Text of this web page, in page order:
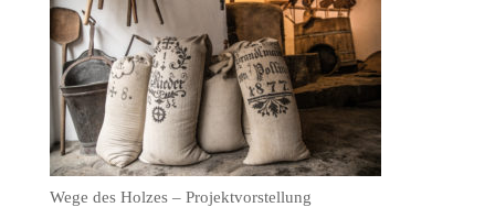
Wege des Holzes – Projektvorstellung